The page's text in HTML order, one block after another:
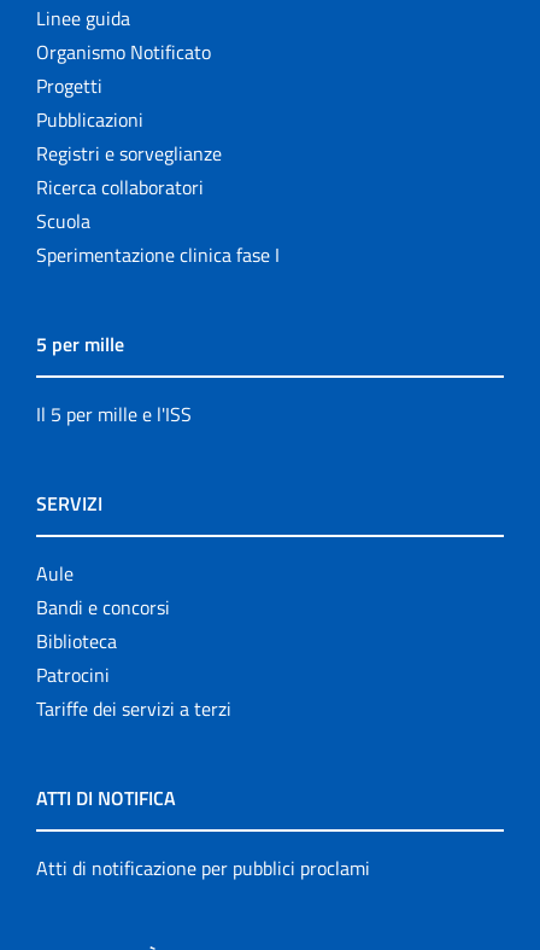
Linee guida
Organismo Notificato
Progetti
Pubblicazioni
Registri e sorveglianze
Ricerca collaboratori
Scuola
Sperimentazione clinica fase I
5 per mille
Il 5 per mille e l'ISS
SERVIZI
Aule
Bandi e concorsi
Biblioteca
Patrocini
Tariffe dei servizi a terzi
ATTI DI NOTIFICA
Atti di notificazione per pubblici proclami